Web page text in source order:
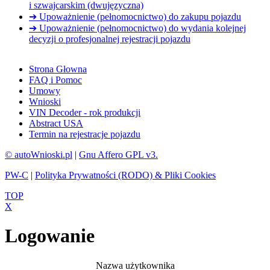
i szwajcarskim (dwujęzyczna)
➔ Upoważnienie (pełnomocnictwo) do zakupu pojazdu
➔ Upoważnienie (pełnomocnictwo) do wydania kolejnej
decyzji o profesjonalnej rejestracji pojazdu
Strona Głowna
FAQ i Pomoc
Umowy
Wnioski
VIN Decoder - rok produkcji
Abstract USA
Termin na rejestracje pojazdu
© autoWnioski.pl | Gnu Affero GPL v3.
PW-C | Polityka Prywatności (RODO) & Pliki Cookies
TOP
X
Logowanie
Nazwa użytkownika